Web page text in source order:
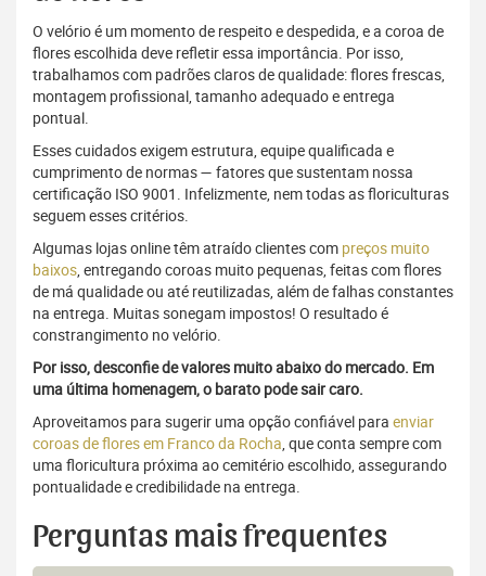
O velório é um momento de respeito e despedida, e a coroa de
flores escolhida deve refletir essa importância. Por isso,
trabalhamos com padrões claros de qualidade: flores frescas,
montagem profissional, tamanho adequado e entrega
pontual.
Esses cuidados exigem estrutura, equipe qualificada e
cumprimento de normas — fatores que sustentam nossa
certificação ISO 9001. Infelizmente, nem todas as floriculturas
seguem esses critérios.
Algumas lojas online têm atraído clientes com preços muito
baixos, entregando coroas muito pequenas, feitas com flores
de má qualidade ou até reutilizadas, além de falhas constantes
na entrega. Muitas sonegam impostos! O resultado é
constrangimento no velório.
Por isso, desconfie de valores muito abaixo do mercado. Em
uma última homenagem, o barato pode sair caro.
Aproveitamos para sugerir uma opção confiável para enviar
coroas de flores em Franco da Rocha, que conta sempre com
uma floricultura próxima ao cemitério escolhido, assegurando
pontualidade e credibilidade na entrega.
Perguntas mais frequentes